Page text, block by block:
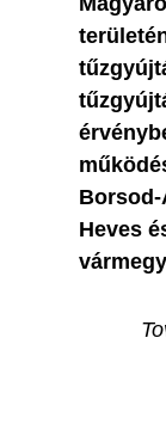
Borsod-
Heves